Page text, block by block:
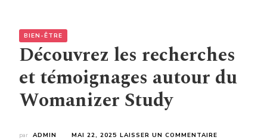
BIEN-ÊTRE
Découvrez les recherches
et témoignages autour du
Womanizer Study
par ADMIN MAI 22, 2025 LAISSER UN COMMENTAIRE